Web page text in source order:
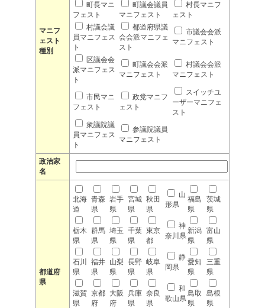
マニフ
ェスト
種別
町長マニ
フェスト
町議会議員
マニフェスト
村長マニフ
ェスト
村議会議
員マニフェス
ト
都道府県議
会会派マニフェ
スト
市議会会派
マニフェスト
区議会会
派マニフェス
ト
町議会会派
マニフェスト
村議会会派
マニフェスト
市民マニ
フェスト
政党マニフ
ェスト
スイッチユ
ーザーマニフェ
スト
衆議院議
員マニフェス
ト
参議院議員
マニフェスト
政治家
名
都道府
県
北海
道
青森
県
岩手
県
宮城
県
秋田
県
山
形県
福島
県
茨城
県
栃木
県
群馬
県
埼玉
県
千葉
県
東京
都
神
奈川県
新潟
県
富山
県
石川
県
福井
県
山梨
県
長野
県
岐阜
県
静
岡県
愛知
県
三重
県
滋賀
県
京都
府
大阪
府
兵庫
県
奈良
県
和
歌山県
鳥取
県
島根
県